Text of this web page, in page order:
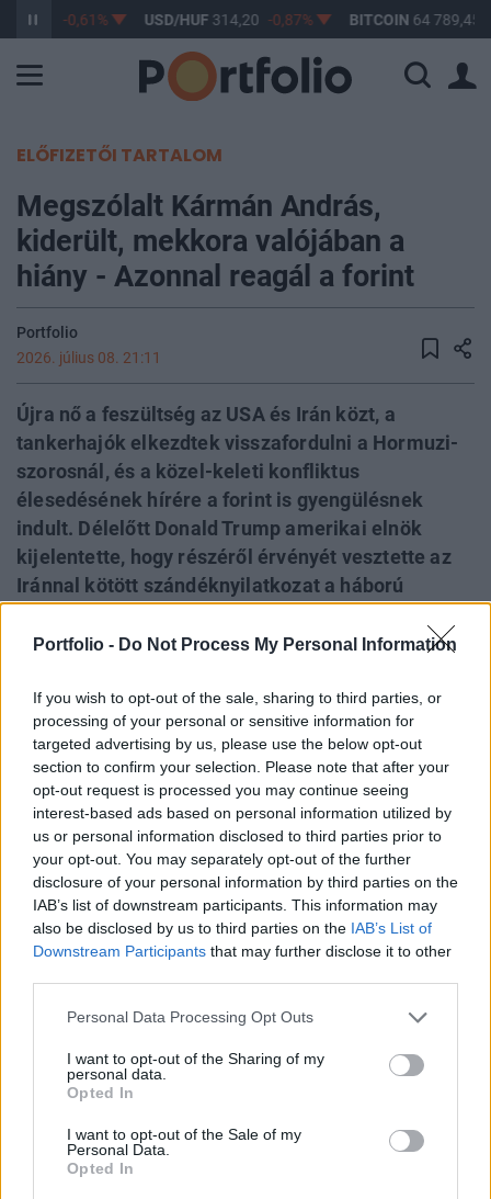
Portfolio - Do Not Process My Personal Information
If you wish to opt-out of the sale, sharing to third parties, or
processing of your personal or sensitive information for
targeted advertising by us, please use the below opt-out
section to confirm your selection. Please note that after your
opt-out request is processed you may continue seeing
interest-based ads based on personal information utilized by
us or personal information disclosed to third parties prior to
your opt-out. You may separately opt-out of the further
disclosure of your personal information by third parties on the
IAB’s list of downstream participants. This information may
also be disclosed by us to third parties on the IAB’s List of
Downstream Participants that may further disclose it to other
Personal Data Processing Opt Outs
I want to opt-out of the Sharing of my
personal data.
Opted In
I want to opt-out of the Sale of my
Personal Data.
Opted In
363,17 -0,61% USD/HUF314,20 -0,87% BITCOIN64 789,45
ELŐFIZETŐI TARTALOM
Megszólalt Kármán András,
kiderült, mekkora valójában a
hiány - Azonnal reagál a forint
Portfolio
2026. július 08. 21:11
Újra nő a feszültség az USA és Irán közt, a
tankerhajók elkezdtek visszafordulni a Hormuzi-
szorosnál, és a közel-keleti konfliktus
élesedésének hírére a forint is gyengülésnek
indult. Délelőtt Donald Trump amerikai elnök
kijelentette, hogy részéről érvényét vesztette az
Iránnal kötött szándéknyilatkozat a háború
fizetőeszközt. A forintot emellett az is lefelé
hiány a korábban tervezett 3,7 százalék helyett a
bruttó hazai termék (GDP) 8,3 százalékát is elérte
volna, ennek ismeretében a kormány augusztus
végéig módosítja a 2026-os költségvetést,
amellyel új hiánycélt határoz meg, október végéig
pedig benyújtja a 2027-es költségvetést és
elkészíti a középtávú költségvetési tervet.
2026. július 08. 21:11 Megosztás Tovább javít a forint, de a
nap vége így is esés lesz Már csak 0,75 százalékos
Forrás: Portfolio-Teletrader...
KEDVES OLVASÓNK!
A keresett cikk a portfolio.hu hírarchívumához
tartozik, melynek olvasása előfizetéses